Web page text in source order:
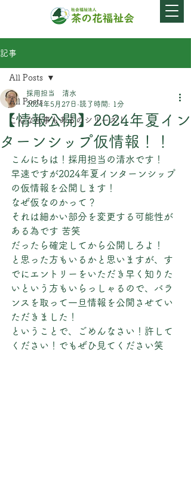
記事
All Posts
こんな仕事もあるのシリーズ！
All Posts
【情報公開】2024年夏イン
ターンシップ仮情報！！
採用担当 清水
2024年5月27日 読了時間: 1分
こんにちは！採用担当の清水です！
早速ですが2024年夏インターンシップ
の仮情報を公開します！
なぜ仮なのかって？
それは細かい部分を変更する可能性が
ある為です 苦笑
だったら確定してから公開しろよ！
と思った方もいるかと思いますが、す
でにエントリーをいただき早く知りた
いという方もいらっしゃるので、バラ
ンスを取って一旦情報を公開させてい
ただきました！
ということで、ごめんなさい！許して
ください！でもぜひ見てください笑